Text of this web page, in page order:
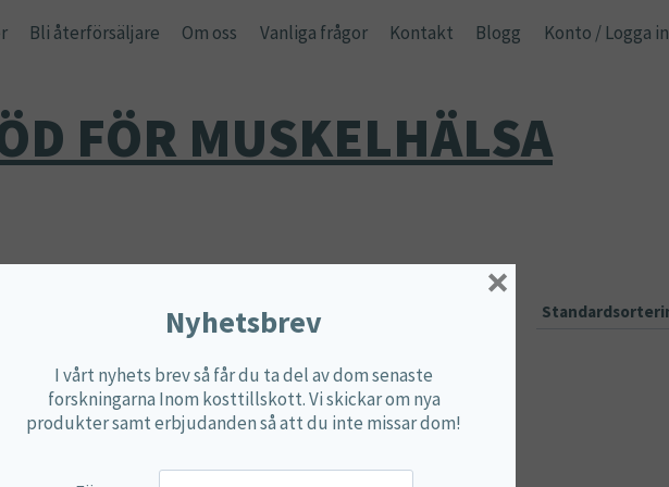
Bli återförsäljare Om oss Vanliga frågor Kontakt Blogg Konto / Logga in
FÖR MUSKELHÄLSA
Nyhetsbrev
I vårt nyhets brev så får du ta del av dom senaste
forskningarna Inom kosttillskott. Vi skickar om nya
produkter samt erbjudanden så att du inte missar dom!
×